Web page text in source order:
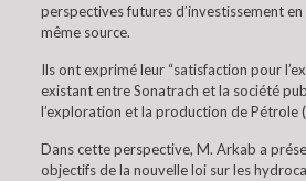
perspectives futures d’investissement en
même source.
Ils ont exprimé leur “satisfaction pour
existant entre Sonatrach et la société
l’exploration et la production de Pétrole
Dans cette perspective, M. Arkab a
objectifs de la nouvelle loi sur les